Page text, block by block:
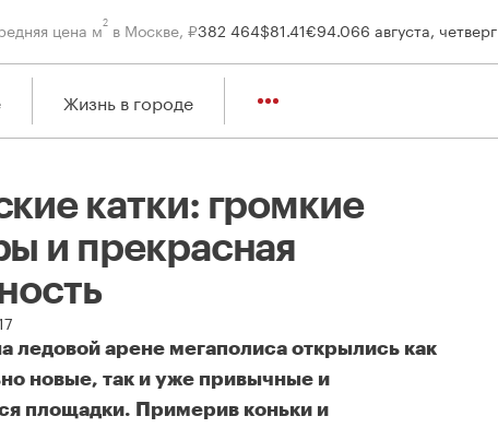
цена м2 в Москве, ₽382 464$81.41€94.066 августа, четверг
Жизнь в городе
катки: громкие
и прекрасная
ледовой арене мегаполиса открылись как
новые, так и уже привычные и
площадки. Примерив коньки и